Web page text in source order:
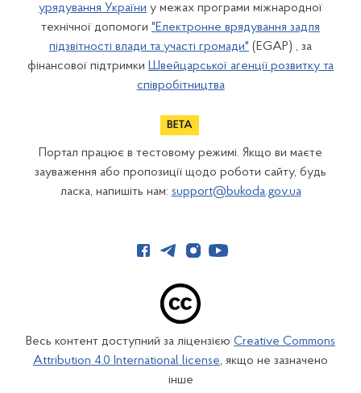
урядування України у межах програми міжнародної
технічної допомоги "Електронне врядування задля
підзвітності влади та участі громади" (EGAP) , за
фінансової підтримки Швейцарської агенції розвитку та
співробітництва
Портал працює в тестовому режимі. Якщо ви маєте
зауваження або пропозиції щодо роботи сайту, будь
ласка, напишіть нам: support@bukoda.gov.ua
Весь контент доступний за ліцензією Creative Commons
Attribution 4.0 International license, якщо не зазначено
інше